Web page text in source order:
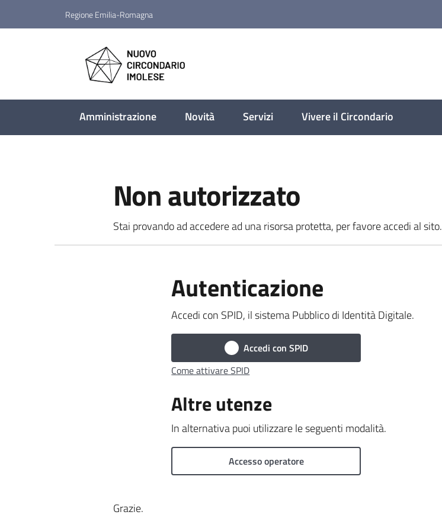
Regione Emilia-Romagna
Nuovo Circondario Imolese
Amministrazione Novità Servizi Vivere il Circondario
Non autorizzato
Stai provando ad accedere ad una risorsa protetta, per favore accedi al sito.
Autenticazione
Accedi con SPID, il sistema Pubblico di Identità Digitale.
Accedi con SPID
Come attivare SPID
Altre utenze
In alternativa puoi utilizzare le seguenti modalità.
Accesso operatore
Grazie.